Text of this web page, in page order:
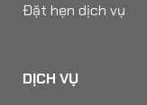
Đặt hẹn dịch vụ
DỊCH VỤ